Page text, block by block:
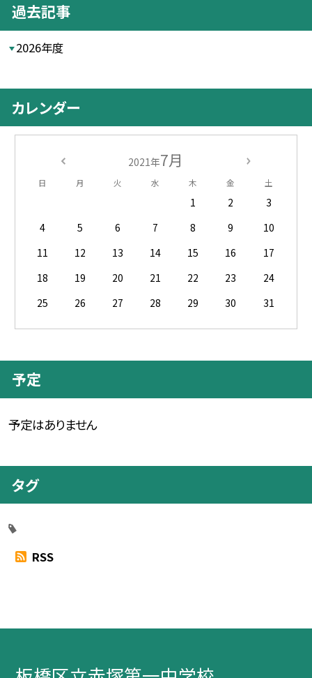
過去記事
2026年度
カレンダー
2021年7月
日 月 火 水 木 金 土
1 2
3
4
5 6 7 8 9
10
11
12 13 14 15 16
17
18
19 20 21 22 23
24
25
26 27 28 29 30 31
予定
予定はありません
タグ
RSS